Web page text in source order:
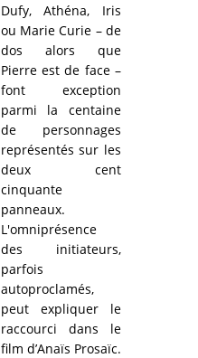
Dufy, Athéna, Iris
ou Marie Curie – de
dos alors que
Pierre est de face –
font exception
parmi la centaine
de personnages
représentés sur les
deux cent
cinquante
panneaux.
L'omniprésence
des initiateurs,
parfois
autoproclamés,
peut expliquer le
raccourci dans le
film d’Anaïs Prosaïc.